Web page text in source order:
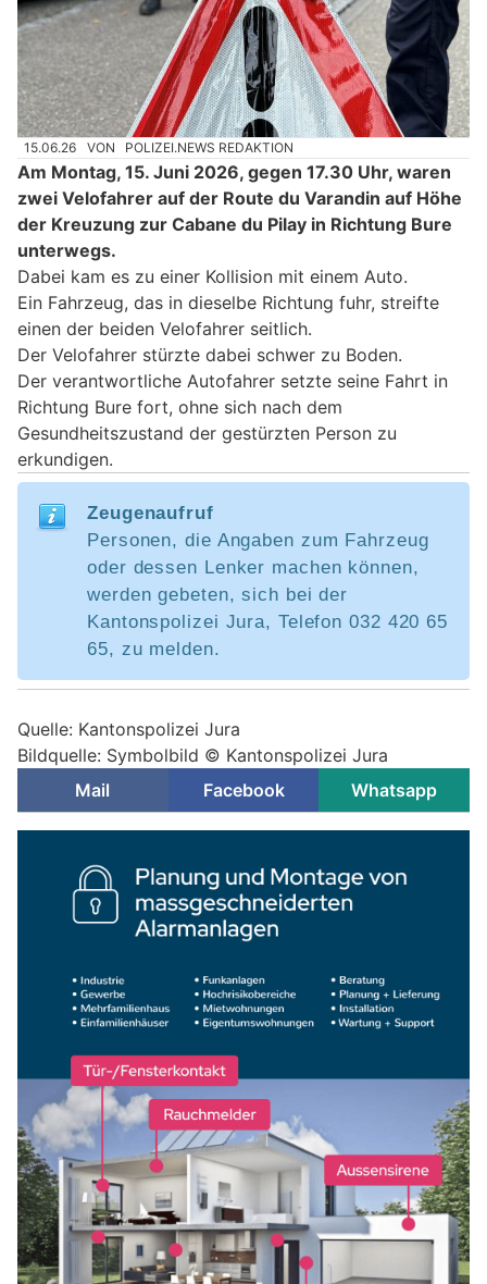
15.06.26 VON POLIZEI.NEWS REDAKTION
Am Montag, 15. Juni 2026, gegen 17.30 Uhr, waren
zwei Velofahrer auf der Route du Varandin auf Höhe
der Kreuzung zur Cabane du Pilay in Richtung Bure
unterwegs.
Dabei kam es zu einer Kollision mit einem Auto.
Ein Fahrzeug, das in dieselbe Richtung fuhr, streifte
einen der beiden Velofahrer seitlich.
Der Velofahrer stürzte dabei schwer zu Boden.
Der verantwortliche Autofahrer setzte seine Fahrt in
Richtung Bure fort, ohne sich nach dem
Gesundheitszustand der gestürzten Person zu
erkundigen.
Zeugenaufruf
Personen, die Angaben zum Fahrzeug
oder dessen Lenker machen können,
werden gebeten, sich bei der
Kantonspolizei Jura, Telefon 032 420 65
65, zu melden.
Quelle: Kantonspolizei Jura
Bildquelle: Symbolbild © Kantonspolizei Jura
Mail
Facebook Whatsapp